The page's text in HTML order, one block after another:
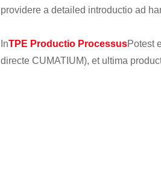
providere a detailed introductio ad
InTPE Productio ProcessusPotest
directe CUMATIUM), et ultima